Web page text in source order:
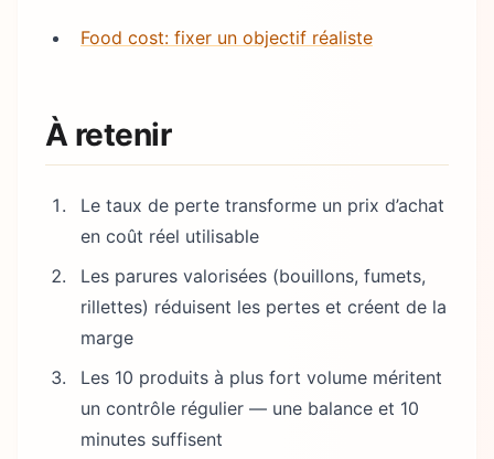
Food cost: fixer un objectif réaliste
À retenir
Le taux de perte transforme un prix d’achat
en coût réel utilisable
Les parures valorisées (bouillons, fumets,
rillettes) réduisent les pertes et créent de la
marge
Les 10 produits à plus fort volume méritent
un contrôle régulier — une balance et 10
minutes suffisent